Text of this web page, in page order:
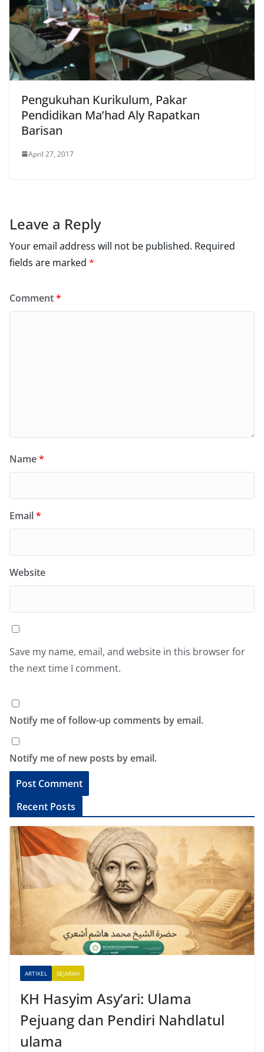
Pengukuhan Kurikulum, Pakar
Pendidikan Ma’had Aly Rapatkan
Barisan
April 27, 2017
Leave a Reply
Your email address will not be published. Required
fields are marked *
Comment*
Name*
Email*
Website
Save my name, email, and website in this browser for
the next time I comment.
Notify me of follow-up comments by email.
Notify me of new posts by email.
l
a
t
i
v
Recent Posts
ARTIKEL SEJARAH
KH Hasyim Asy’ari: Ulama
Pejuang dan Pendiri Nahdlatul
ulama